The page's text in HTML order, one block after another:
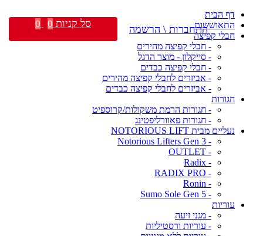
דף הבית
התאוששות
חבלי קפיצה
- חבלי קפיצה מהירים
- סייקלון - מוצר הדגל
- חבלי קפיצה כבדים
- אביזרים לחבלי קפיצה מהירים
- אביזרים לחבלי קפיצה כבדים
חגורות
- חגורות הרמת משקולות/קרוספיט
- חגורות פאוורליפטינג
נעליים מבית NOTORIOUS LIFT
- Notorious Lifters Gen 3
- OUTLET
- Radix
- RADIX PRO
- Ronin
- Sumo Sole Gen 5
עוריות
- מגני זיעה
- עוריות ורסטיליות
התחברות \ הרשמה סל קניות 0
0